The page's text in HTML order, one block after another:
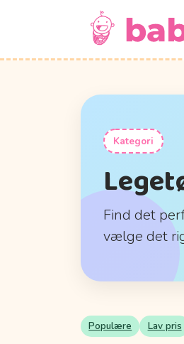
Kategori
Find det
vælge det
Populære Lav pris